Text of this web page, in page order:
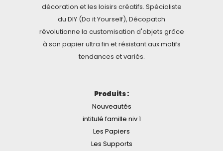
décoration et les loisirs créatifs. Spécialiste
du DIY (Do it Yourself), Décopatch
révolutionne la customisation d'objets grâce
à son papier ultra fin et résistant aux motifs
tendances et variés.
Produits :
Nouveautés
intitulé famille niv 1
Les Papiers
Les Supports